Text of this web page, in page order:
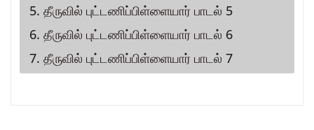
5. தீருவில் புட்டணிப்பிள்ளையார் பாடல் 5
6. தீருவில் புட்டணிப்பிள்ளையார் பாடல் 6
7. தீருவில் புட்டணிப்பிள்ளையார் பாடல் 7